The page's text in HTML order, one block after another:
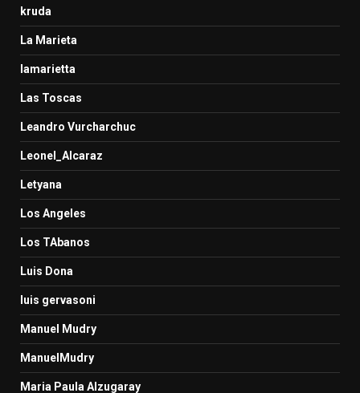
kruda
La Marieta
lamarietta
Las Toscas
Leandro Vurcharchuc
Leonel_Alcaraz
Letyana
Los Angeles
Los TAbanos
Luis Dona
luis gervasoni
Manuel Mudry
ManuelMudry
Maria Paula Alzugaray